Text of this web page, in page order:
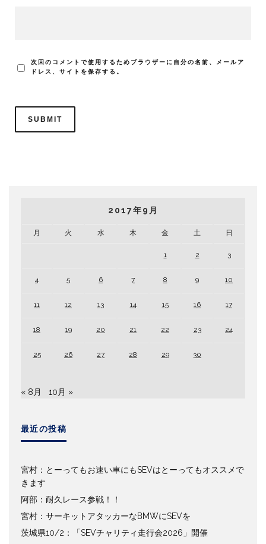
次回のコメントで使用するためブラウザーに自分の名前、メールア
ドレス、サイトを保存する。
2017年9月
月 火 水 木 金 土 日
1 2 3
4 5 6 7 8 9 10
11 12 13 14 15 16 17
18 19 20 21 22 23 24
25 26 27 28 29 30
« 8月 10月 »
最近の投稿
宮村：とーってもお速い車にもSEVはとーってもオススメで
きます
阿部：耐久レース参戦！！
宮村：サーキットアタッカーなBMWにSEVを
茨城県10/2：「SEVチャリティ走行会2026」開催